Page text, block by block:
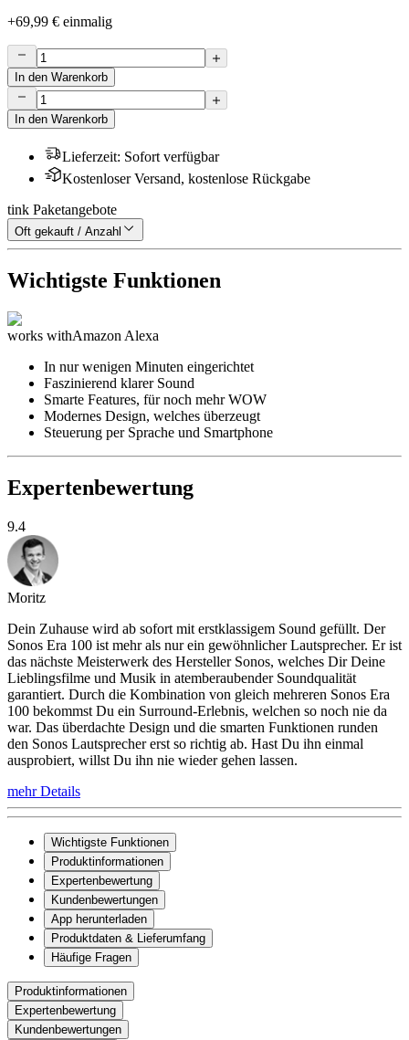
+69,99 € einmalig
In den Warenkorb
In den Warenkorb
Lieferzeit: Sofort verfügbar
Kostenloser Versand, kostenlose Rückgabe
tink Paketangebote
Oft gekauft / Anzahl
Wichtigste Funktionen
works withAmazon Alexa
In nur wenigen Minuten eingerichtet
Faszinierend klarer Sound
Smarte Features, für noch mehr WOW
Modernes Design, welches überzeugt
Steuerung per Sprache und Smartphone
Expertenbewertung
9.4
Moritz
Dein Zuhause wird ab sofort mit erstklassigem Sound gefüllt. Der
Sonos Era 100 ist mehr als nur ein gewöhnlicher Lautsprecher. Er ist
das nächste Meisterwerk des Hersteller Sonos, welches Dir Deine
Lieblingsfilme und Musik in atemberaubender Soundqualität
garantiert. Durch die Kombination von gleich mehreren Sonos Era
100 bekommst Du ein Surround-Erlebnis, welchen so noch nie da
war. Das überdachte Design und die smarten Funktionen runden
den Sonos Lautsprecher erst so richtig ab. Hast Du ihn einmal
ausprobiert, willst Du ihn nie wieder gehen lassen.
mehr Details
Wichtigste Funktionen
Produktinformationen
Expertenbewertung
Kundenbewertungen
App herunterladen
Produktdaten & Lieferumfang
Häufige Fragen
Produktinformationen
Expertenbewertung
Kundenbewertungen